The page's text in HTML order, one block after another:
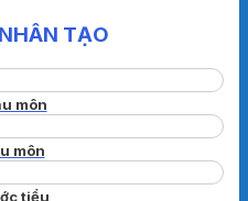
TẠO
môn
môn
tiểu